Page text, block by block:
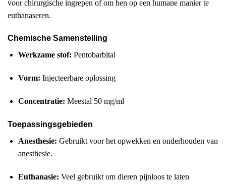
voor chirurgische ingrepen of om hen op een humane manier te
euthanaseren.
Chemische Samenstelling
Werkzame stof: Pentobarbital
Vorm: Injecteerbare oplossing
Concentratie: Meestal 50 mg/ml
Toepassingsgebieden
Anesthesie: Gebruikt voor het opwekken en onderhouden van
anesthesie.
Euthanasie: Veel gebruikt om dieren pijnloos te laten